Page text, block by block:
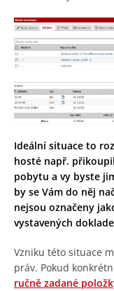
Ideální situace to
hosté např.
pobytu a vy byste
by se Vám do něj
nejsou označeny
vystavených
Vzniku této situace
práv. Pokud
ručně zadané